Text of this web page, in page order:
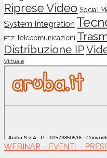
Riprese Video Social
System Integration
PTZ Telecomunicazioni
Distribuzione IP
Virtuale
WEBINAR – EVENTI –